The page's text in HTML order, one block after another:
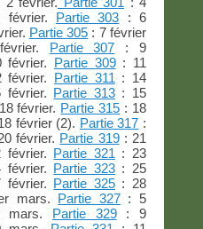
Partie 303 : 6
Partie 305 : 7 février
Partie 307 : 9
février. Partie 309: 11
février. Partie 311 : 14
février. Partie 313: 15
février. Partie 315 : 18
février (2). Partie 317 :
février. Partie 319: 21
février. Partie 321 : 23
février. Partie 323: 25
février. Partie 325: 28
mars. Partie 327: 5
Partie 329: 9